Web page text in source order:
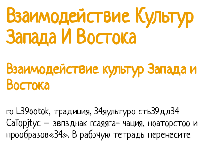
Взаимодействие Культур
Запада И Востока
Взаимодействие культур Запада и
Востока
го L39ootok, традиция, 34яультуро сть39дд34
CaTopjtyc – звпзднак гсаяяга- чация, ноаторстоо и
прообразов«34». В рабочую тетрадь перенесите